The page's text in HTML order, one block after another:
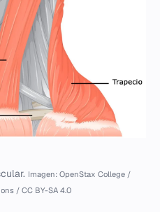
Imagen: OpenStax College /
/ CC BY-SA 4.0